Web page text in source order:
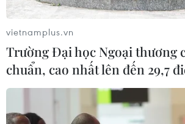
vietnamplus.vn
Trường Đại học Ngoại thương
chuẩn, cao nhất lên đến 29,7